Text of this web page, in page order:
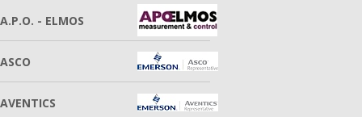
A.P.O. - ELMOS
ASCO
AVENTICS